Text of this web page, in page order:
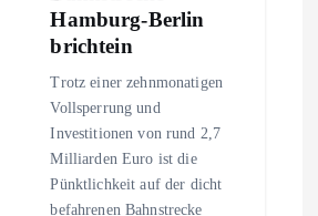
Hamburg-Berlin
brichtein
Trotz einer zehnmonatigen
Vollsperrung und
Investitionen von rund 2,7
Milliarden Euro ist die
Pünktlichkeit auf der dicht
befahrenen Bahnstrecke